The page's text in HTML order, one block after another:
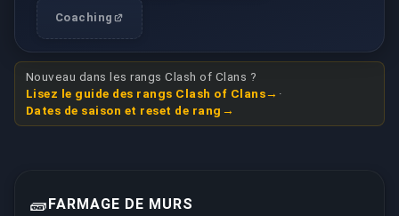
Coaching
Nouveau dans les rangs Clash of Clans ?
Lisez le guide des rangs Clash of Clans
·
Dates de saison et reset de rang
🧱FARMAGE DE MURS